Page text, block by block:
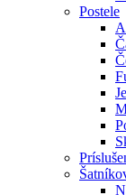
Postele